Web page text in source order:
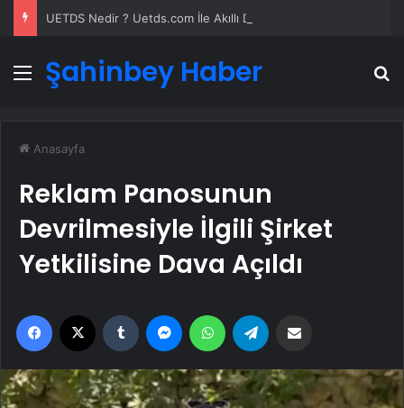
Menü
Şahinbey Haber
Anasayfa
Reklam Panosunun
Devrilmesiyle İlgili Şirket
Yetkilisine Dava Açıldı
Facebook Tumblr MessengerWhatsApp